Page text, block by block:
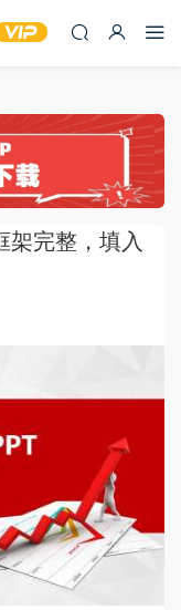
架完整，填入